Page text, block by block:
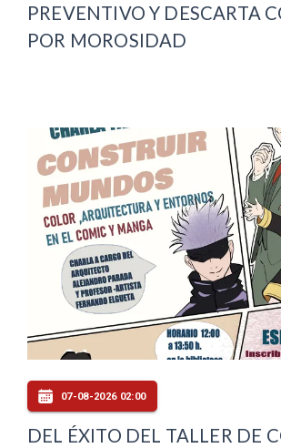
PREVENTIVO Y DESCARTA
POR MOROSIDAD
07-08-2026 02:00
DEL ÉXITO DEL TALLER DE